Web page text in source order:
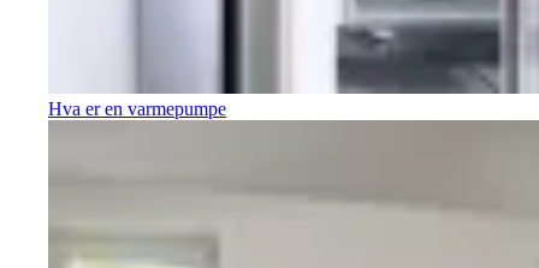
Hva er en varmepumpe